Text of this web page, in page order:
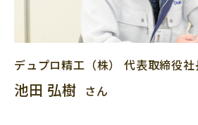
デュプロ精工（株） 代表取締役社
池田 弘樹 さん